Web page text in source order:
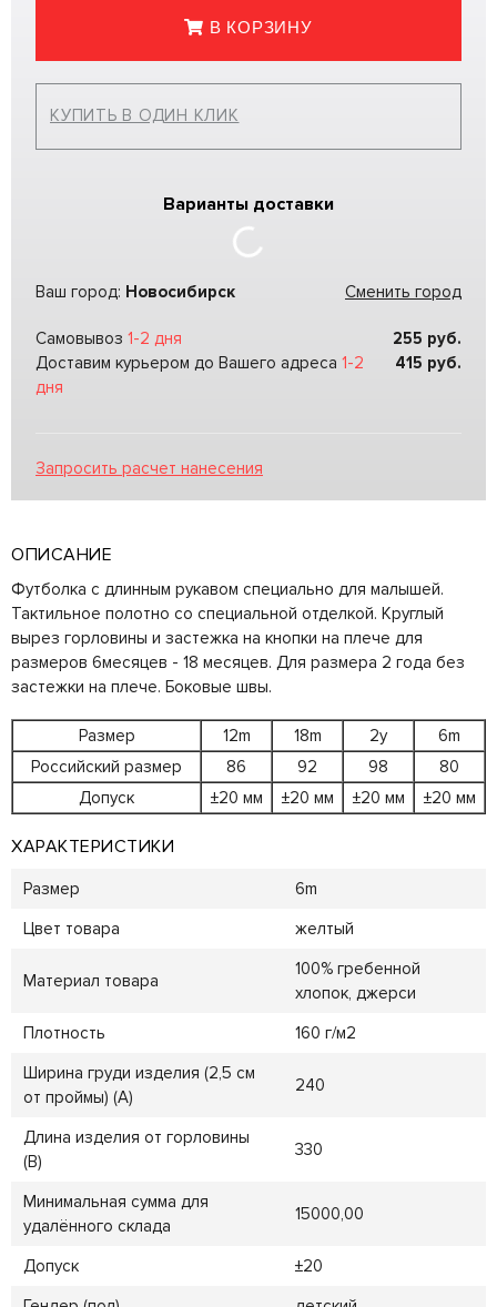
В КОРЗИНУ
КУПИТЬ В ОДИН КЛИК
Варианты доставки
Ваш город: Новосибирск Сменить город
Самовывоз 1-2 дня 255 руб.
Доставим курьером до Вашего адреса 1-2
дня
415 руб.
Запросить расчет нанесения
ОПИСАНИЕ
Футболка с длинным рукавом специально для малышей.
Тактильное полотно со специальной отделкой. Круглый
вырез горловины и застежка на кнопки на плече для
размеров 6месяцев - 18 месяцев. Для размера 2 года без
застежки на плече. Боковые швы.
Размер 12m 18m 2y
6m
Российский размер
86 92 98
80
Допуск
±20 мм ±20 мм ±20 мм ±20 мм
ХАРАКТЕРИСТИКИ
Размер
6m
Цвет товара
желтый
Материал товара
100% гребенной
хлопок, джерси
Плотность
160 г/м2
Ширина груди изделия (2,5 см
от проймы) (A)
240
Длина изделия от горловины
(B)
330
Минимальная сумма для
удалённого склада
15000,00
Допуск
±20